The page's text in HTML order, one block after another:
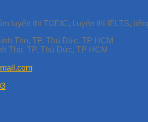
luyện thi TOEIC, Luyện thi IELTS,
Thọ, TP. Thủ Đức, TP HCM
Thọ, TP. Thủ Đức, TP HCM